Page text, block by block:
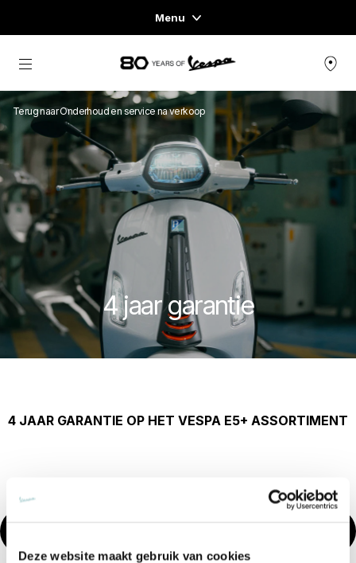
Deze website maakt gebruik van cookies
Menu
Menu
VOERTUIGASSORTIMENT
KLEDING & LIFESTYLE
ERVARINGEN
CONCEPT STORE
Ga naar de hoofdcontent
Terug naar Onderhoud en service na verkoop
4 jaar garantie
4 JAAR GARANTIE OP HET VESPA E5+ ASSORTIMENT